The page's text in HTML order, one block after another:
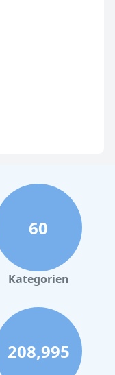
60
Kategorien
208,995